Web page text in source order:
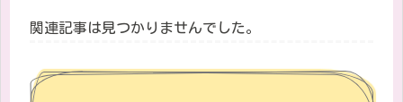
関連記事は見つかりませんでした。